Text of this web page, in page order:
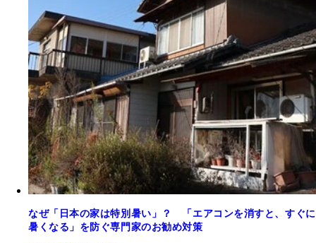
なぜ「日本の家は特別暑い」？ 「エアコンを消すと、すぐに
暑くなる」を防ぐ専門家のお勧め対策